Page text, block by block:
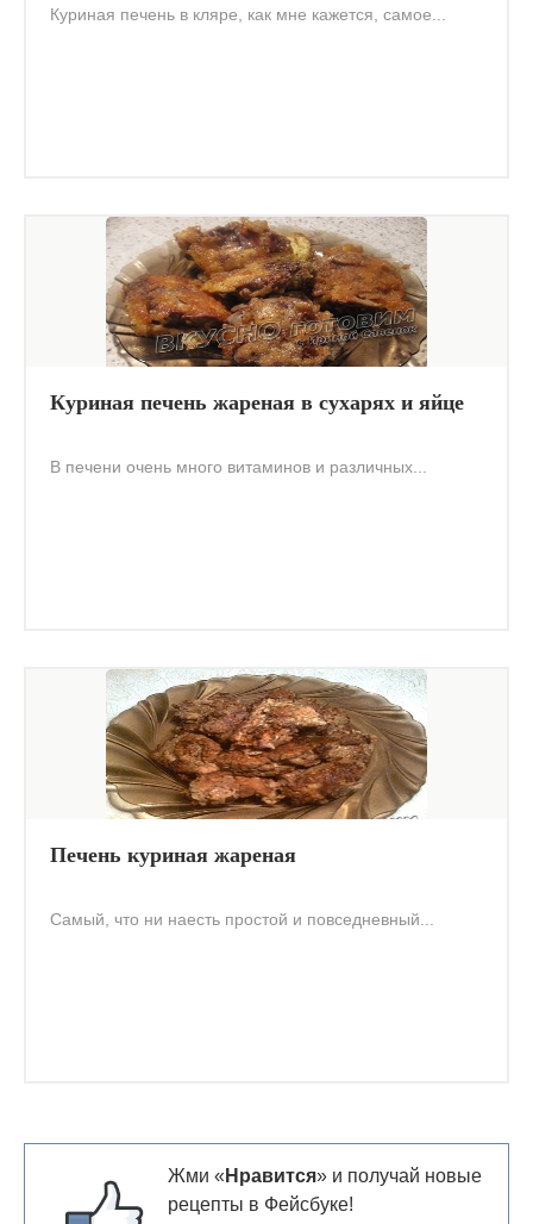
Куриная печень в кляре, как мне кажется, самое...
Куриная печень жареная в сухарях и яйце
В печени очень много витаминов и различных...
Печень куриная жареная
Самый, что ни наесть простой и повседневный...
Жми « Нравится» и получай новые
рецепты в Фейсбуке!